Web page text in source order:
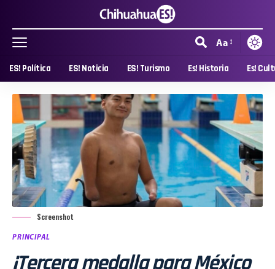
Aa
ES! Política ES! Noticia ES! Turismo Es! Historia Es!
Screenshot
PRINCIPAL
¡Tercera medalla para México